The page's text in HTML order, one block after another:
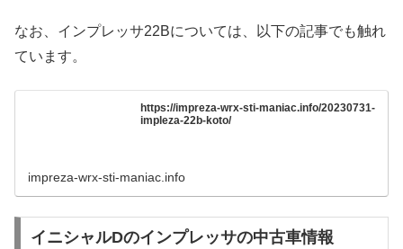
なお、インプレッサ22Bについては、以下の記事でも触れ
ています。
https://impreza-wrx-sti-maniac.info/20230731-
impleza-22b-koto/
impreza-wrx-sti-maniac.info
イニシャルDのインプレッサの中古車情報